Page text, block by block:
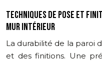
TECHNIQUES DE POSE ET
MUR INTÉRIEUR
La durabilité de la paroi
et des finitions. Une